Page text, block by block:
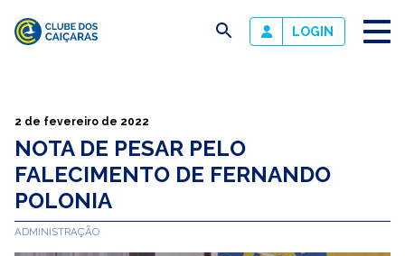
Caiçaras
busca LOGIN
2 de fevereiro de 2022
NOTA DE PESAR PELO
FALECIMENTO DE FERNANDO
POLONIA
ADMINISTRAÇÃO